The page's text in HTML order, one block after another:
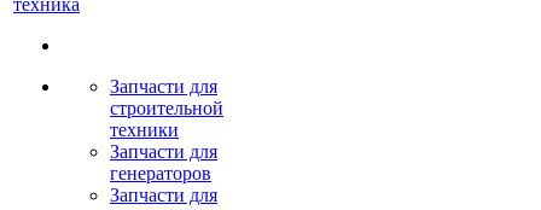
техника
Запчасти для
строительной
техники
Запчасти для
генераторов
Запчасти для